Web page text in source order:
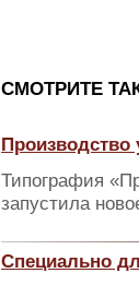
CМОТРИТЕ
Производство
Типография
запустила
Специально